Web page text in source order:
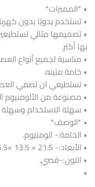
• *المميزات*
• تستخدم يدويًا بدون
• تصميمها مثالي
بها أكثر.
• مناسبة لجميع أنواع
• خامة متينه.
• تستطيعي ان تصفي
• مصنوعة من الألومنيوم
• سهلة الاستخدام وسهلة
• *الوصف*
• الخامة:- الومنيوم.
• الأبعاد:- 21.5 × 13.5 ×5.5 سم.
• اللون:-فضي.
•